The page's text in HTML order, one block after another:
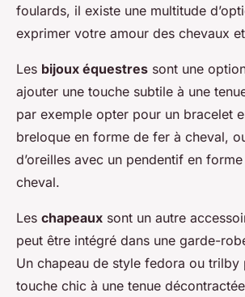
foulards, il existe une multitude
exprimer votre amour des chevaux
Les bijoux équestres sont une
ajouter une touche subtile à une
par exemple opter pour un bracelet
breloque en forme de fer à cheval,
d’oreilles avec un pendentif en
cheval.
Les chapeaux sont un autre
peut être intégré dans une garde-
Un chapeau de style fedora ou trilby
touche chic à une tenue